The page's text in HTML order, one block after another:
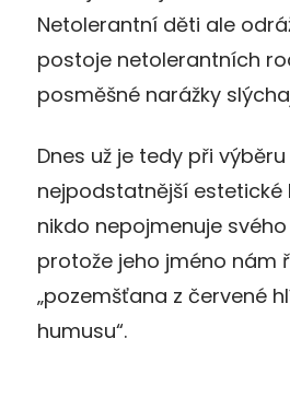
Netolerantní děti ale
postoje netolerantních
posměšné narážky
Dnes už je tedy při
nejpodstatnější estetické
nikdo nepojmenuje
protože jeho jméno nám
„pozemšťana z červené
humusu“.